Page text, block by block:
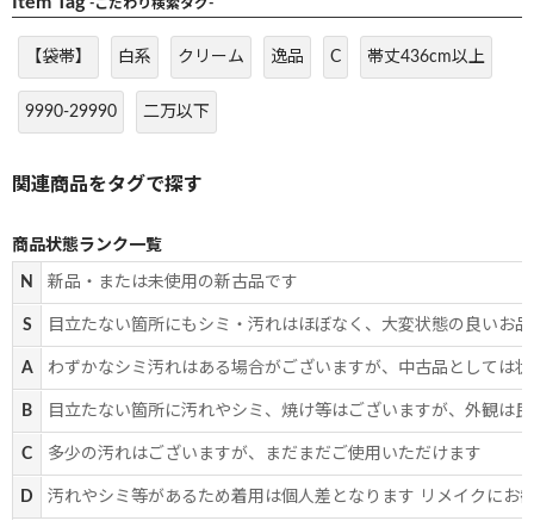
-こだわり検索タグ-
【袋帯】 白系 クリーム 逸品 C 帯丈436cm以上
9990-29990 二万以下
商品状態ランク一覧
N 新品・または未使用の新古品です
S 目立たない箇所にもシミ・汚れはほぼなく、大変状態の良いお
A わずかなシミ汚れはある場合がございますが、中古品としては
B 目立たない箇所に汚れやシミ、焼け等はございますが、外観は
C 多少の汚れはございますが、まだまだご使用いただけます
D 汚れやシミ等があるため着用は個人差となります リメイクにお